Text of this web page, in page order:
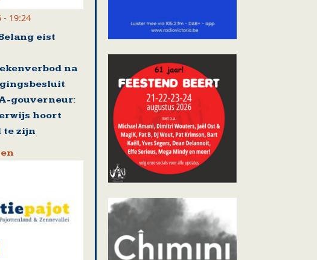
- 19:24
eist
na
gouverneur:
hoort
te zijn